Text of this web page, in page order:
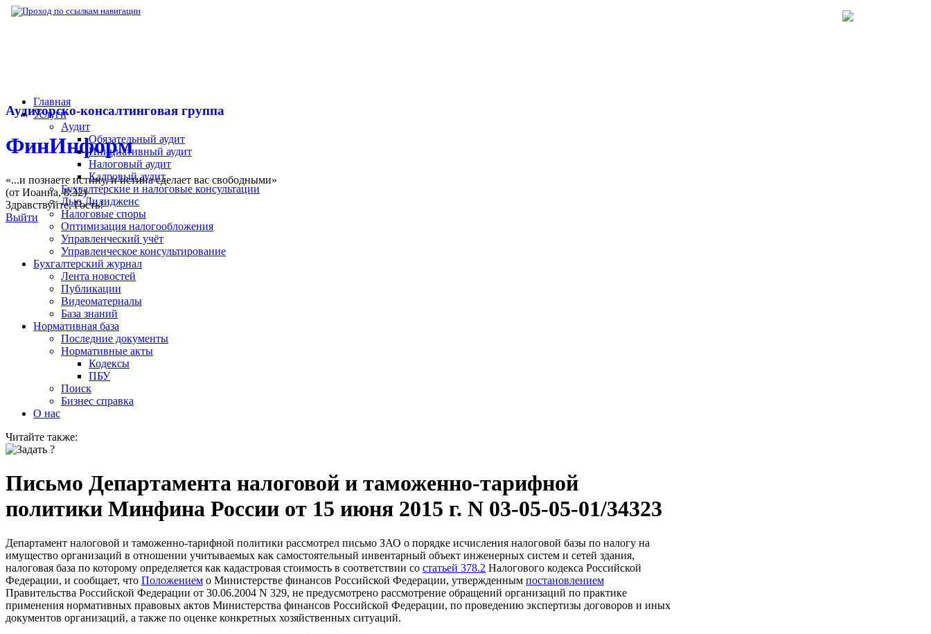
Аудиторско-консалтинговая группа
ФинИнформ
«...и познаете истину, и истина сделает вас свободными»
(от Иоанна, 8:32)
Здравствуйте,Гость!
Выйти
Главная
Услуги
Аудит
Обязательный аудит
Инициативный аудит
Налоговый аудит
Кадровый аудит
Бухгалтерские и налоговые консультации
Дью Дилидженс
Налоговые споры
Оптимизация налогообложения
Управленческий учёт
Управленческое консультирование
Бухгалтерский журнал
Лента новостей
Публикации
Видеоматериалы
База знаний
Нормативная база
Последние документы
Нормативные акты
Кодексы
ПБУ
Поиск
Бизнес справка
О нас
Читайте также:
Письмо Департамента налоговой и таможенно-тарифной
политики Минфина России от 15 июня 2015 г. N 03-05-05-01/34323
Департамент налоговой и таможенно-тарифной политики рассмотрел письмо ЗАО о порядке исчисления налоговой базы по налогу на
имущество организаций в отношении учитываемых как самостоятельный инвентарный объект инженерных систем и сетей здания,
налоговая база по которому определяется как кадастровая стоимость в соответствии со статьей 378.2 Налогового кодекса Российской
Федерации, и сообщает, что Положением о Министерстве финансов Российской Федерации, утвержденным постановлением
Правительства Российской Федерации от 30.06.2004 N 329, не предусмотрено рассмотрение обращений организаций по практике
применения нормативных правовых актов Министерства финансов Российской Федерации, по проведению экспертизы договоров и иных
документов организаций, а также по оценке конкретных хозяйственных ситуаций.